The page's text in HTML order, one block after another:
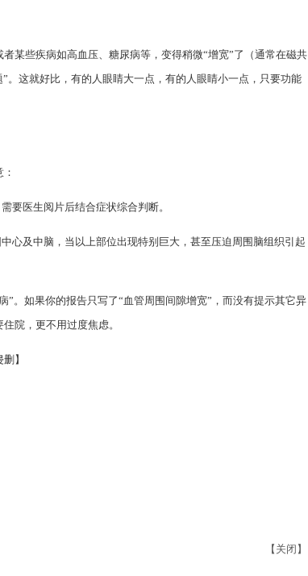
某些疾病如高血压、糖尿病等，变得稍微“增宽”了（通常在磁共
。这就好比，有的人眼睛大一点，有的人眼睛小一点，只要功能
要医生阅片后结合症状综合判断。
心及中脑，当以上部位出现特别巨大，甚至压迫周围脑组织引起
。如果你的报告只写了“血管周围间隙增宽”，而没有提示其它异
院，更不用过度焦虑。
】
【关闭】